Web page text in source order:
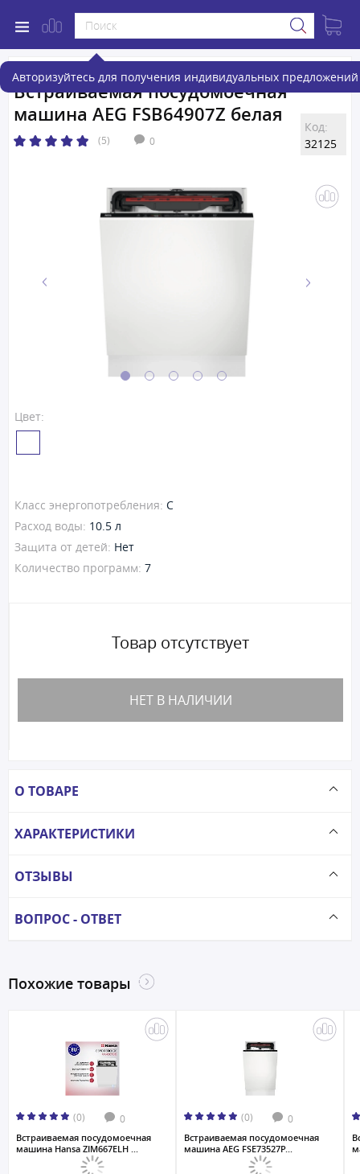
Авторизуйтесь для получения индивидуальных предложений
Встраиваемая посудомоечная
машина AEG FSB64907Z белая
(5) 0
Код:
32125
Цвет:
Класс энергопотребления: C
Расход воды: 10.5 л
Защита от детей: Нет
Количество программ: 7
Товар отсутствует
НЕТ В НАЛИЧИИ
О ТОВАРЕ
ХАРАКТЕРИСТИКИ
ОТЗЫВЫ
ВОПРОС - ОТВЕТ
Похожие товары
(0) 0
Встраиваемая посудомоечная
машина Hansa ZIM667ELH ...
(0) 0
Встраиваемая посудомоечная
машина AEG FSE73527P...